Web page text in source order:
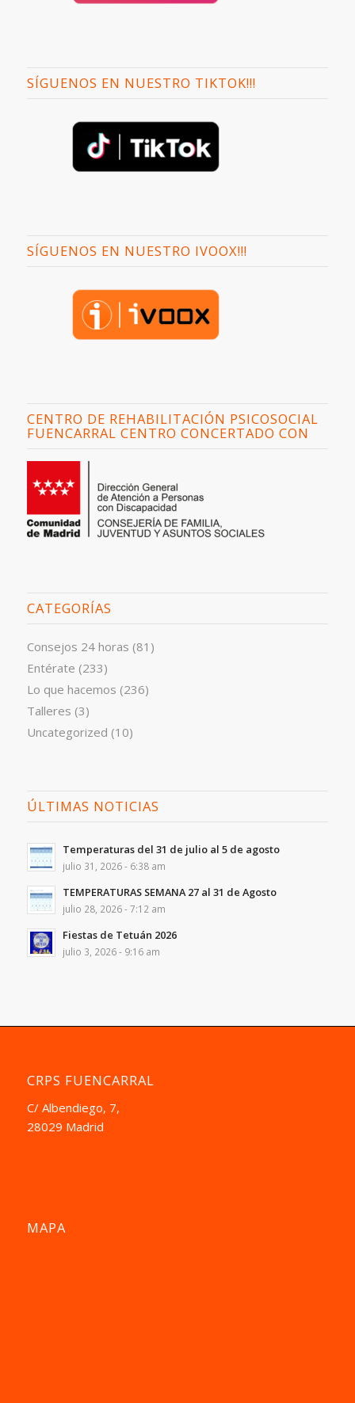
SÍGUENOS EN NUESTRO TIKTOK!!!
SÍGUENOS EN NUESTRO IVOOX!!!
CENTRO DE REHABILITACIÓN PSICOSOCIAL
FUENCARRAL CENTRO CONCERTADO CON
CATEGORÍAS
Consejos 24 horas (81)
Entérate (233)
Lo que hacemos (236)
Talleres (3)
Uncategorized (10)
ÚLTIMAS NOTICIAS
Temperaturas del 31 de julio al 5 de agosto
julio 31, 2026 - 6:38 am
TEMPERATURAS SEMANA 27 al 31 de Agosto
julio 28, 2026 - 7:12 am
Fiestas de Tetuán 2026
julio 3, 2026 - 9:16 am
CRPS FUENCARRAL
C/ Albendiego, 7,
28029 Madrid
MAPA